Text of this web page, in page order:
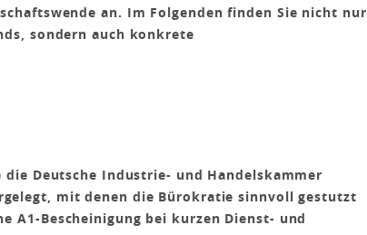
an. Im Folgenden finden Sie nicht nur
sondern auch konkrete
Deutsche Industrie- und Handelskammer
mit denen die Bürokratie sinnvoll gestutzt
A1-Bescheinigung bei kurzen Dienst- und